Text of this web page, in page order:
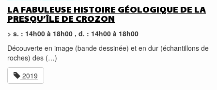
LA FABULEUSE HISTOIRE GÉOLOGIQUE DE LA
PRESQU’ÎLE DE CROZON
> s. : 14h00 à 18h00 , d. : 14h00 à 18h00
Découverte en image (bande dessinée) et en dur (échantillons de
roches) des (…)
2019